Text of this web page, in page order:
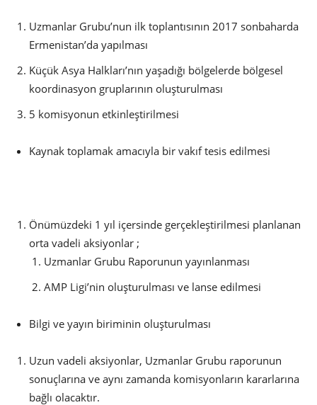
Uzmanlar Grubu’nun ilk toplantısının 2017 sonbaharda
Ermenistan’da yapılması
Küçük Asya Halkları’nın yaşadığı bölgelerde bölgesel
koordinasyon gruplarının oluşturulması
5 komisyonun etkinleştirilmesi
Kaynak toplamak amacıyla bir vakıf tesis edilmesi
Önümüzdeki 1 yıl içersinde gerçekleştirilmesi planlanan
orta vadeli aksiyonlar ;
Uzmanlar Grubu Raporunun yayınlanması
AMP Ligi’nin oluşturulması ve lanse edilmesi
Bilgi ve yayın biriminin oluşturulması
Uzun vadeli aksiyonlar, Uzmanlar Grubu raporunun
sonuçlarına ve aynı zamanda komisyonların kararlarına
bağlı olacaktır.